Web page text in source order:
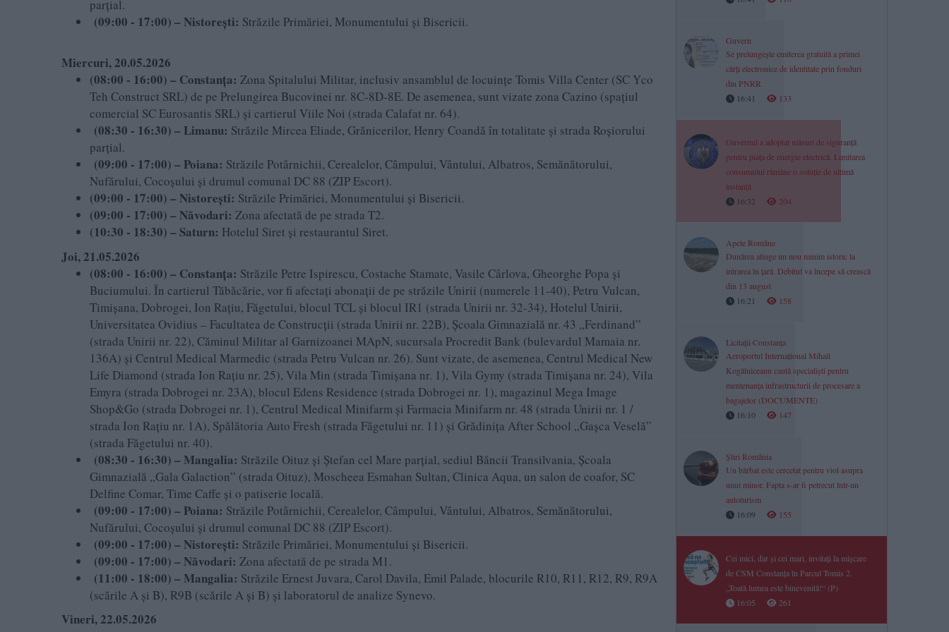
parțial.
(09:00 - 17:00) – Nistorești: Străzile Primăriei, Monumentului și Bisericii.
Miercuri, 20.05.2026
(08:00 - 16:00) – Constanța: Zona Spitalului Militar, inclusiv ansamblul de locuințe Tomis Villa Center (SC Yco
Teh Construct SRL) de pe Prelungirea Bucovinei nr. 8C-8D-8E. De asemenea, sunt vizate zona Cazino (spațiul
comercial SC Eurosantis SRL) și cartierul Viile Noi (strada Calafat nr. 64).
(08:30 - 16:30) – Limanu: Străzile Mircea Eliade, Grănicerilor, Henry Coandă în totalitate și strada Roșiorului
parțial.
(09:00 - 17:00) – Poiana: Străzile Potârnichii, Cerealelor, Câmpului, Vântului, Albatros, Semănătorului,
Nufărului, Cocoșului și drumul comunal DC 88 (ZIP Escort).
(09:00 - 17:00) – Nistorești: Străzile Primăriei, Monumentului și Bisericii.
(09:00 - 17:00) – Năvodari: Zona afectată de pe strada T2.
(10:30 - 18:30) – Saturn: Hotelul Siret și restaurantul Siret.
Joi, 21.05.2026
(08:00 - 16:00) – Constanța: Străzile Petre Ispirescu, Costache Stamate, Vasile Cârlova, Gheorghe Popa și
Buciumului. În cartierul Tăbăcărie, vor fi afectați abonații de pe străzile Unirii (numerele 11-40), Petru Vulcan,
Timișana, Dobrogei, Ion Rațiu, Făgetului, blocul TCL și blocul IR1 (strada Unirii nr. 32-34), Hotelul Unirii,
Universitatea Ovidius – Facultatea de Construcții (strada Unirii nr. 22B), Școala Gimnazială nr. 43 „Ferdinand”
(strada Unirii nr. 22), Căminul Militar al Garnizoanei MApN, sucursala Procredit Bank (bulevardul Mamaia nr.
136A) și Centrul Medical Marmedic (strada Petru Vulcan nr. 26). Sunt vizate, de asemenea, Centrul Medical New
Life Diamond (strada Ion Rațiu nr. 25), Vila Min (strada Timișana nr. 1), Vila Gymy (strada Timișana nr. 24), Vila
Emyra (strada Dobrogei nr. 23A), blocul Edens Residence (strada Dobrogei nr. 1), magazinul Mega Image
Shop&Go (strada Dobrogei nr. 1), Centrul Medical Minifarm și Farmacia Minifarm nr. 48 (strada Unirii nr. 1 /
strada Ion Rațiu nr. 1A), Spălătoria Auto Fresh (strada Făgetului nr. 11) și Grădinița After School „Gașca Veselă”
(strada Făgetului nr. 40).
(08:30 - 16:30) – Mangalia: Străzile Oituz și Ștefan cel Mare parțial, sediul Băncii Transilvania, Școala
Gimnazială „Gala Galaction” (strada Oituz), Moscheea Esmahan Sultan, Clinica Aqua, un salon de coafor, SC
Delfine Comar, Time Caffe și o patiserie locală.
(09:00 - 17:00) – Poiana: Străzile Potârnichii, Cerealelor, Câmpului, Vântului, Albatros, Semănătorului,
Nufărului, Cocoșului și drumul comunal DC 88 (ZIP Escort).
(09:00 - 17:00) – Nistorești: Străzile Primăriei, Monumentului și Bisericii.
(09:00 - 17:00) – Năvodari: Zona afectată de pe strada M1.
(11:00 - 18:00) – Mangalia: Străzile Ernest Juvara, Carol Davila, Emil Palade, blocurile R10, R11, R12, R9, R9A
(scările A și B), R9B (scările A și B) și laboratorul de analize Synevo.
Vineri, 22.05.2026
Guvern
Se prelungește emiterea gratuită a primei
cărți electronice de identitate prin fonduri
din PNRR
16:41
133
Guvernul a adoptat măsuri de siguranță
pentru piața de energie electrică. Limitarea
consumului rămâne o soluție de ultimă
instanță
16:32
204
Apele Române
Dunărea atinge un nou minim istoric la
intrarea în țară. Debitul va începe să crească
din 13 august
16:21
158
Licitații Constanța
Aeroportul Internațional Mihail
Kogălniceanu caută specialiști pentru
mentenanța infrastructurii de procesare a
bagajelor (DOCUMENTE)
16:10
147
Știri România
Un bărbat este cercetat pentru viol asupra
unui minor. Fapta s-ar fi petrecut într-un
autoturism
16:09
155
Cei mici, dar și cei mari, invitați la mișcare
de CSM Constanța în Parcul Tomis 2.
„Toată lumea este binevenită!“ (P)
16:05
261